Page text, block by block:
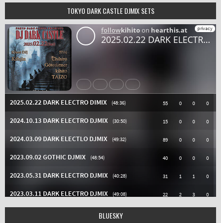
TOKYO DARK CASTLE DJMIX SETS
BLUESKY